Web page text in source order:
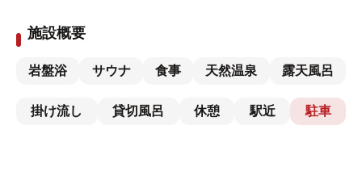
施設概要
岩盤浴 サウナ 食事 天然温泉 露天風呂
掛け流し 貸切風呂 休憩 駅近 駐車